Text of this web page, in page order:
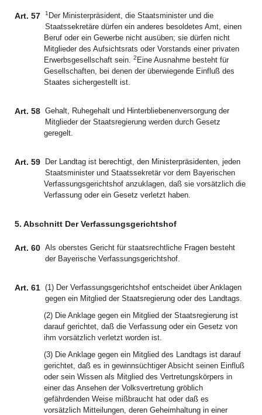
Art. 57 1 Der Ministerpräsident, die Staatsminister und die
Staatssekretäre dürfen ein anderes besoldetes Amt, einen
Beruf oder ein Gewerbe nicht ausüben; sie dürfen nicht
Mitglieder des Aufsichtsrats oder Vorstands einer privaten
Erwerbsgesellschaft sein. 2 Eine Ausnahme besteht für
Gesellschaften, bei denen der überwiegende Einfluß des
Staates sichergestellt ist.
Art. 58 Gehalt, Ruhegehalt und Hinterbliebenenversorgung der
Mitglieder der Staatsregierung werden durch Gesetz
geregelt.
Art. 59
Der Landtag ist berechtigt, den Ministerpräsidenten, jeden
Staatsminister und Staatssekretär vor dem Bayerischen
Verfassungsgerichtshof anzuklagen, daß sie vorsätzlich die
Verfassung oder ein Gesetz verletzt haben.
5. Abschnitt Der Verfassungsgerichtshof
Art. 60 Als oberstes Gericht für staatsrechtliche Fragen besteht
der Bayerische Verfassungsgerichtshof.
Art. 61 (1) Der Verfassungsgerichtshof entscheidet über Anklagen
gegen ein Mitglied der Staatsregierung oder des Landtags.
(2) Die Anklage gegen ein Mitglied der Staatsregierung ist
darauf gerichtet, daß die Verfassung oder ein Gesetz von
ihm vorsätzlich verletzt worden ist.
(3) Die Anklage gegen ein Mitglied des Landtags ist darauf
gerichtet, daß es in gewinnsüchtiger Absicht seinen Einfluß
oder sein Wissen als Mitglied des Vertretungskörpers in
einer das Ansehen der Volksvertretung gröblich
gefährdenden Weise mißbraucht hat oder daß es
vorsätzlich Mitteilungen, deren Geheimhaltung in einer